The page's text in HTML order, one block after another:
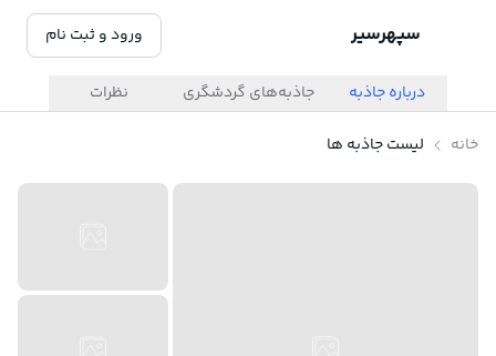
سپهرسیر ورود و ثبت نام
درباره جاذبه جاذبه‌های گردشگری نظرات
خانه لیست جاذبه ها